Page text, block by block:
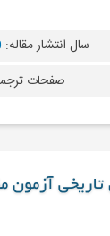
سال انتشار مقاله:
صفحات
تاریخی آزمون